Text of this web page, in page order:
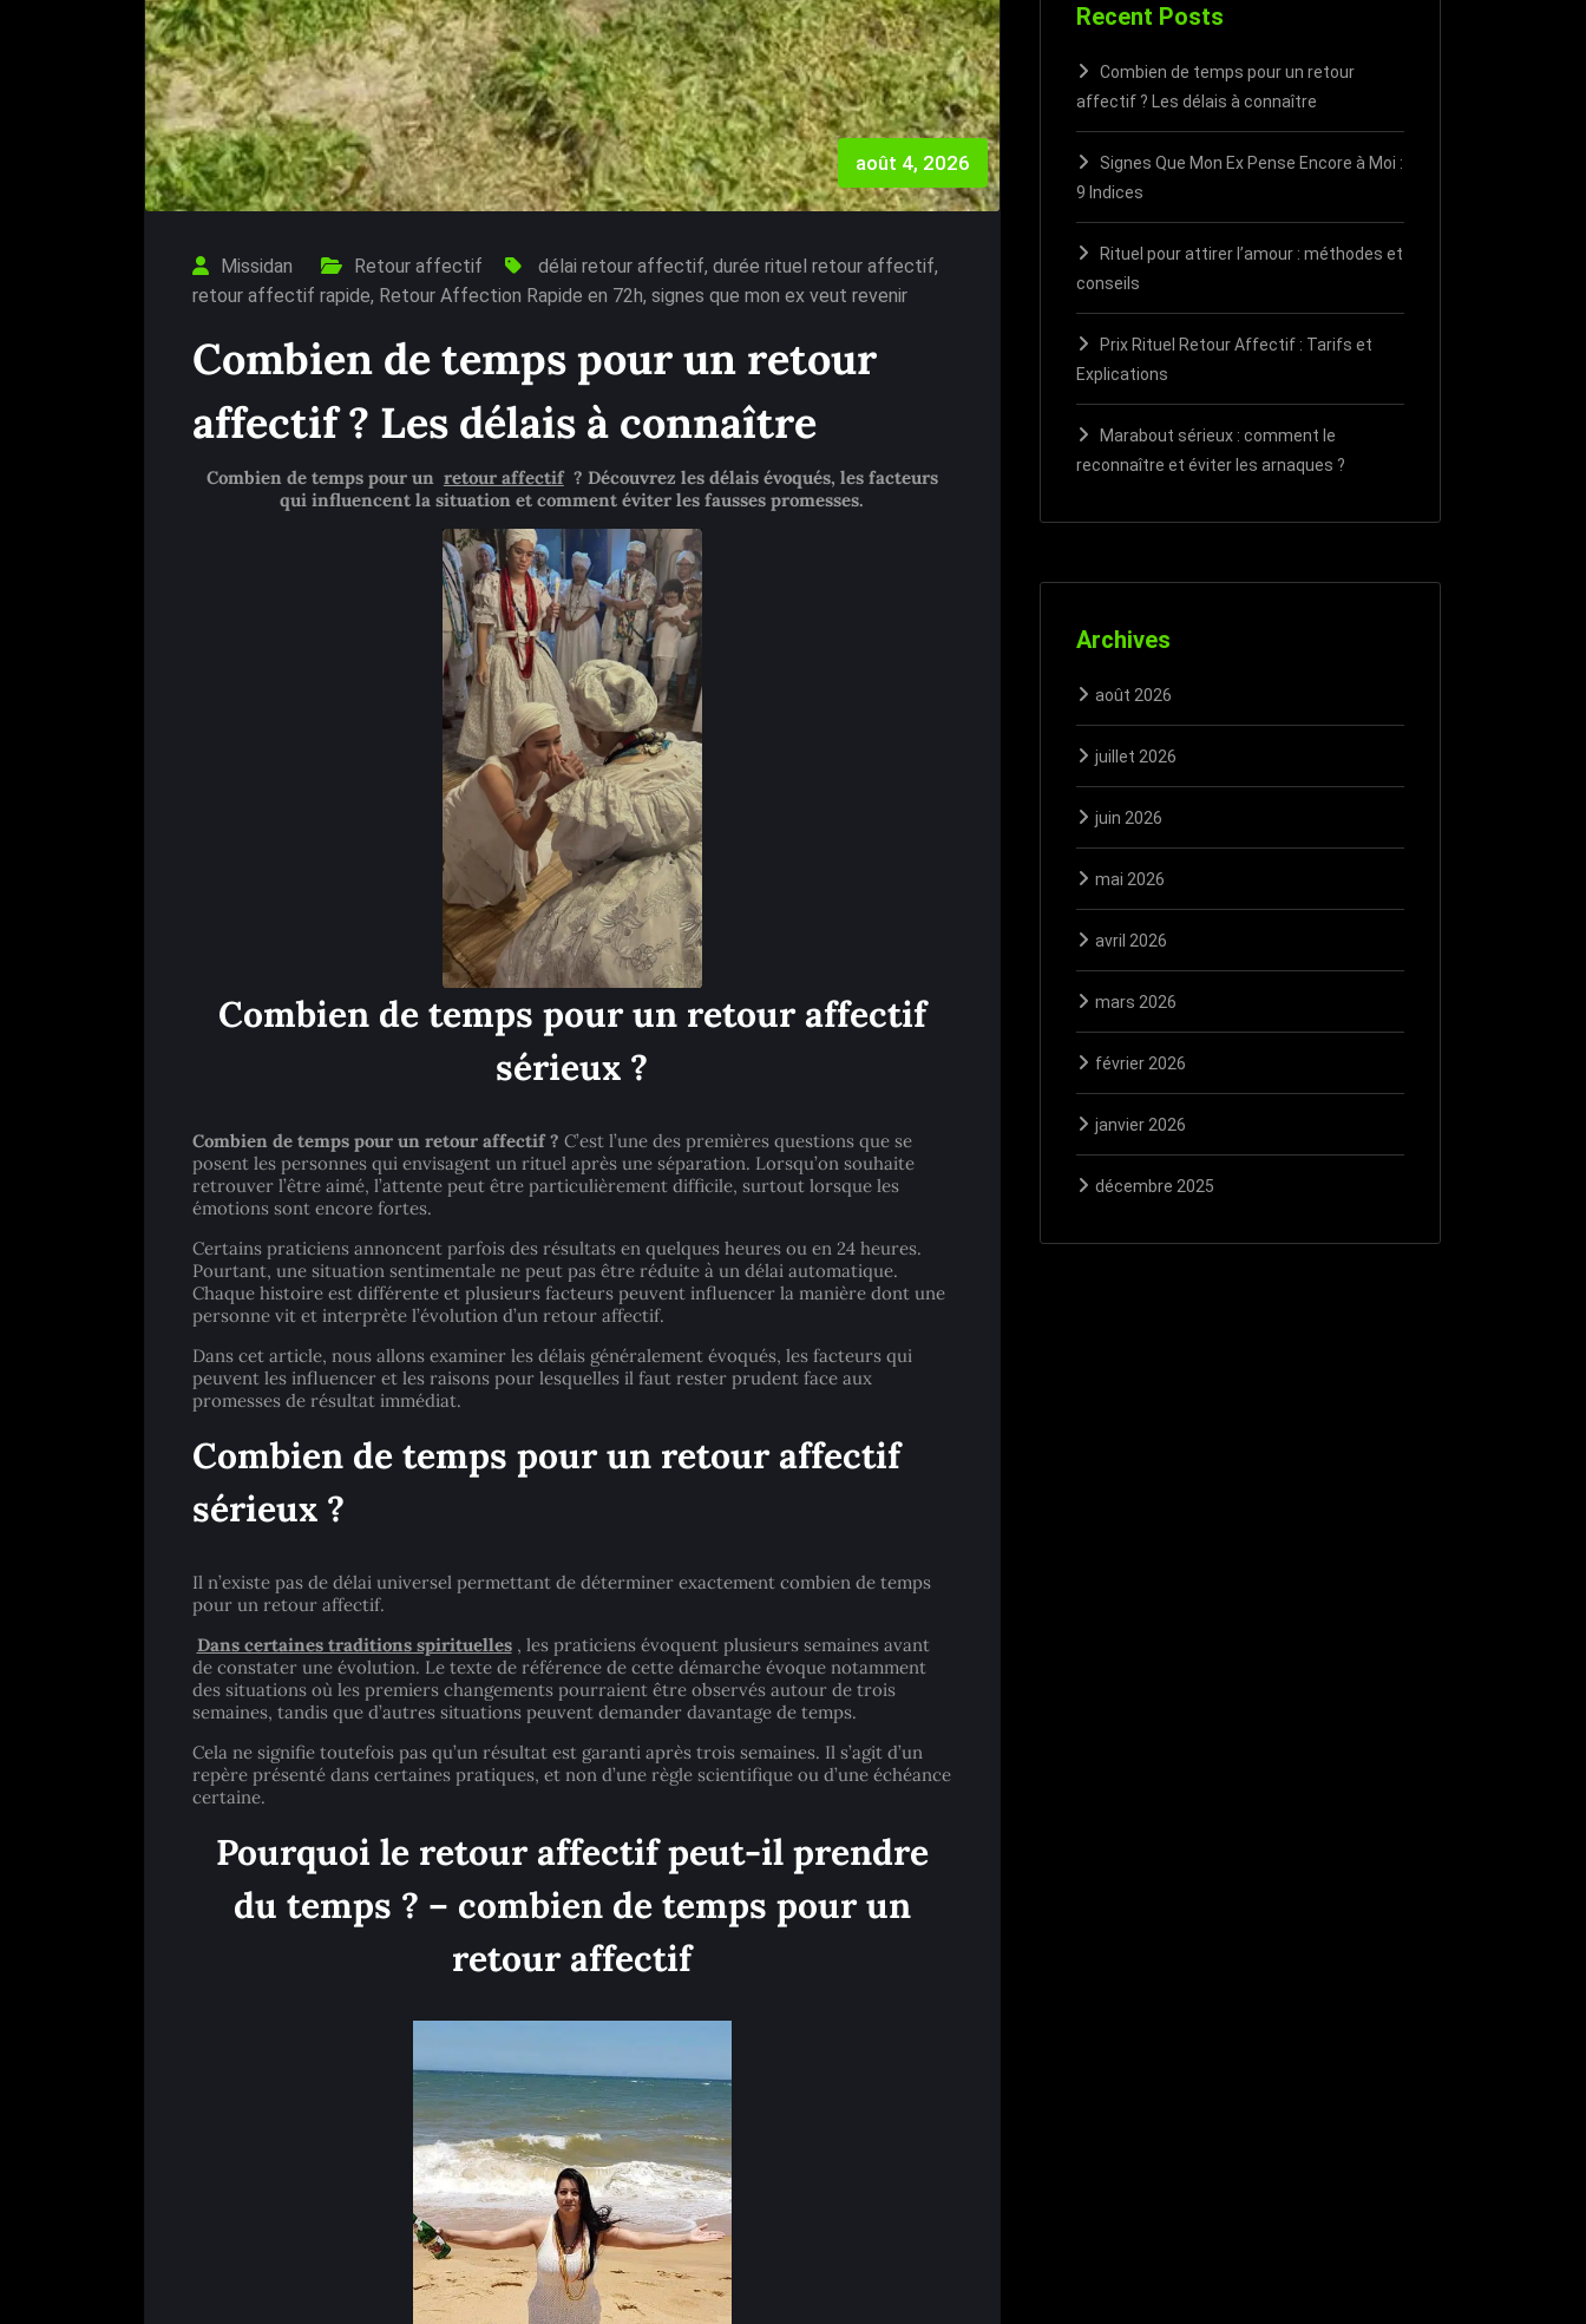
août 4, 2026
Missidan Retour affectif délai retour affectif, durée rituel retour affectif,
retour affectif rapide, Retour Affection Rapide en 72h, signes que mon ex veut revenir
Combien de temps pour un retour
affectif ? Les délais à connaître
Combien de temps pour un retour affectif ? Découvrez les délais évoqués, les facteurs
qui influencent la situation et comment éviter les fausses promesses.
Combien de temps pour un retour affectif
sérieux ?
Combien de temps pour un retour affectif ? C’est l’une des premières questions que se
posent les personnes qui envisagent un rituel après une séparation. Lorsqu’on souhaite
retrouver l’être aimé, l’attente peut être particulièrement difficile, surtout lorsque les
émotions sont encore fortes.
Certains praticiens annoncent parfois des résultats en quelques heures ou en 24 heures.
Pourtant, une situation sentimentale ne peut pas être réduite à un délai automatique.
Chaque histoire est différente et plusieurs facteurs peuvent influencer la manière dont une
personne vit et interprète l’évolution d’un retour affectif.
Dans cet article, nous allons examiner les délais généralement évoqués, les facteurs qui
peuvent les influencer et les raisons pour lesquelles il faut rester prudent face aux
promesses de résultat immédiat.
Combien de temps pour un retour affectif
sérieux ?
Il n’existe pas de délai universel permettant de déterminer exactement combien de temps
pour un retour affectif.
Dans certaines traditions spirituelles , les praticiens évoquent plusieurs semaines avant
de constater une évolution. Le texte de référence de cette démarche évoque notamment
des situations où les premiers changements pourraient être observés autour de trois
semaines, tandis que d’autres situations peuvent demander davantage de temps.
Cela ne signifie toutefois pas qu’un résultat est garanti après trois semaines. Il s’agit d’un
repère présenté dans certaines pratiques, et non d’une règle scientifique ou d’une échéance
certaine.
Pourquoi le retour affectif peut-il prendre
du temps ? – combien de temps pour un
retour affectif
Recent Posts
Combien de temps pour un retour
affectif ? Les délais à connaître
Signes Que Mon Ex Pense Encore à Moi :
9 Indices
Rituel pour attirer l’amour : méthodes et
conseils
Prix Rituel Retour Affectif : Tarifs et
Explications
Marabout sérieux : comment le
reconnaître et éviter les arnaques ?
Archives
août 2026
juillet 2026
juin 2026
mai 2026
avril 2026
mars 2026
février 2026
janvier 2026
décembre 2025